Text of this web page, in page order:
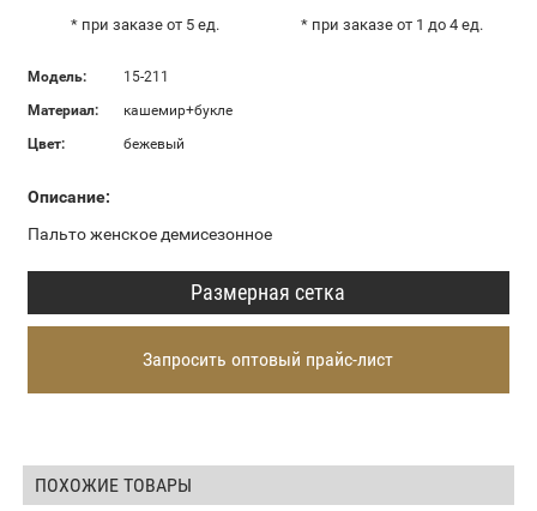
* при заказе от 5 ед.
* при заказе от 1 до 4 ед.
Модель:
15-211
Материал:
кашемир+букле
Цвет:
бежевый
Описание:
Пальто женское демисезонное
Размерная сетка
Запросить оптовый прайс-лист
ПОХОЖИЕ ТОВАРЫ